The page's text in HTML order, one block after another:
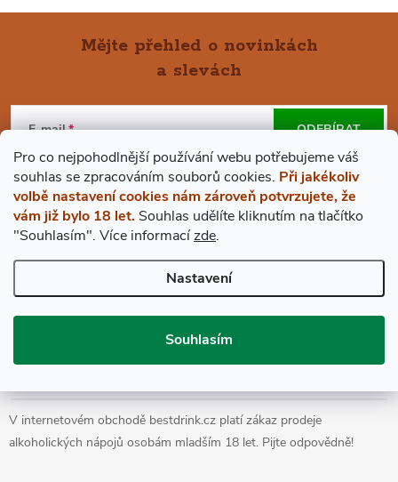
Pro co nejpohodlnější používání webu potřebujeme váš
souhlas se zpracováním souborů cookies. Při jakékoliv
volbě nastavení cookies nám zároveň potvrzujete, že
vám již bylo 18 let. Souhlas udělíte kliknutím na tlačítko
"Souhlasím". Více informacízde.
Nastavení
Souhlasím
Á
P
A
T
Mějte přehled o novinkách
a slevách
E-mail
Vložením e-mailu souhlasíte spodmínkami ochrany osobních údajů
ODEBÍRAT
VŠE O NÁKUPU